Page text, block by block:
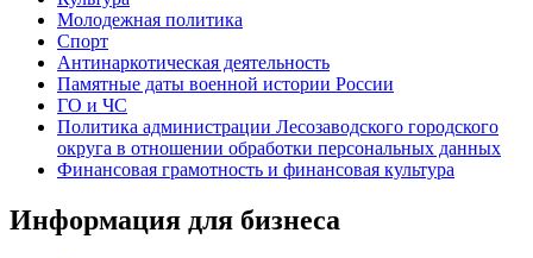
Молодежная политика
Спорт
Антинаркотическая деятельность
Памятные даты военной истории России
ГО и ЧС
Политика администрации Лесозаводского городского
округа в отношении обработки персональных данных
Финансовая грамотность и финансовая культура
Информация для бизнеса